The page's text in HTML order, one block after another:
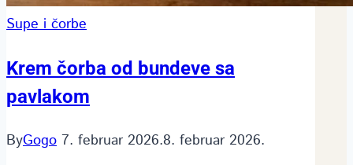
Supe i čorbe
Krem čorba od bundeve sa
pavlakom
ByGogo 7. februar 2026.8. februar 2026.